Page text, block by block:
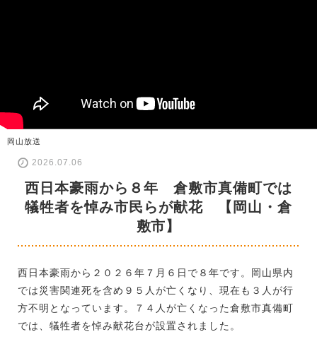
岡山放送
2026.07.06
西日本豪雨から８年 倉敷市真備町では
犠牲者を悼み市民らが献花 【岡山・倉
敷市】
西日本豪雨から２０２６年７月６日で８年です。岡山県内
では災害関連死を含め９５人が亡くなり、現在も３人が行
方不明となっています。７４人が亡くなった倉敷市真備町
では、犠牲者を悼み献花台が設置されました。